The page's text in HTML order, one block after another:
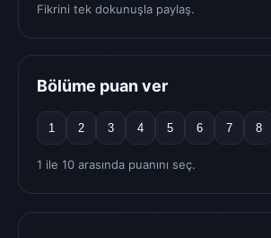
Fikrini tek dokunuşla paylaş.
Bölüme puan ver
1 2 3 4 5 6 7 8
1 ile 10 arasında puanını seç.